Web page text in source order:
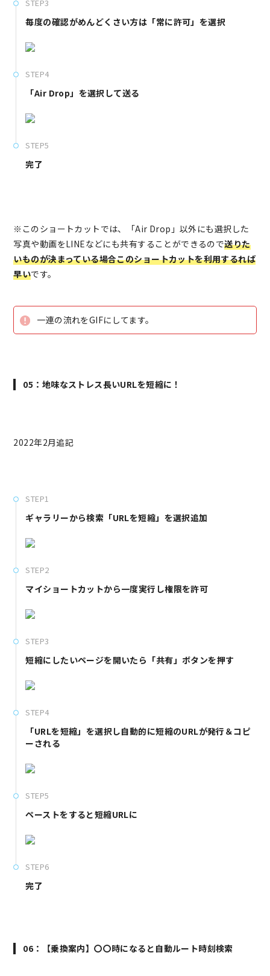
STEP3
毎度の確認がめんどくさい方は「常に許可」を選択
STEP4
「Air Drop」を選択して送る
STEP5
完了
※このショートカットでは、「Air Drop」以外にも選択した
写真や動画をLINEなどにも共有することができるので送りた
いものが決まっている場合このショートカットを利用するれば
早いです。
一連の流れをGIFにしてます。
05：地味なストレス長いURLを短縮に！
2022年2月追記
STEP1
ギャラリーから検索「URLを短縮」を選択追加
STEP2
マイショートカットから一度実行し権限を許可
STEP3
短縮にしたいページを開いたら「共有」ボタンを押す
STEP4
「URLを短縮」を選択し自動的に短縮のURLが発行＆コピ
ーされる
STEP5
ペーストをすると短縮URLに
STEP6
完了
06：【乗換案内】〇〇時になると自動ルート時刻検索